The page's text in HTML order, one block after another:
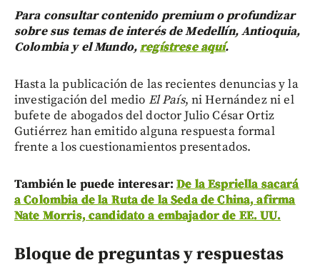
Para consultar contenido premium o profundizar
sobre sus temas de interés de Medellín, Antioquia,
Colombia y el Mundo,regístrese aquí.
Hasta la publicación de las recientes denuncias y la
investigación del medio El País, ni Hernández ni el
bufete de abogados del doctor Julio César Ortiz
Gutiérrez han emitido alguna respuesta formal
frente a los cuestionamientos presentados.
También le puede interesar:De la Espriella sacará
a Colombia de la Ruta de la Seda de China, afirma
Nate Morris, candidato a embajador de EE. UU.
Bloque de preguntas y respuestas